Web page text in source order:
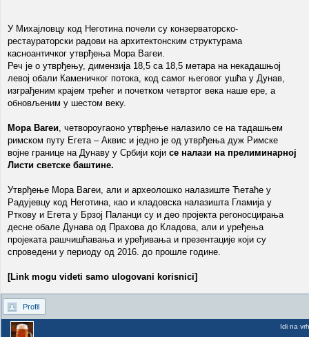
У Михајловцу код Неготина почели су конзерваторско-
рестаураторски радови на архитектонским структурама
касноантичког утврђења Мора Вагеи.
Реч је о утврђењу, димензија 18,5 са 18,5 метара на некадашњој
левој обали Каменичког потока, код самог његовог ушћа у Дунав,
изграђеним крајем трећег и почетком четвртог века наше ере, а
обновљеним у шестом веку.
Мора Вагеи, четвороугаоно утврђење налазило се на тадашњем
римском путу Егета – Аквис и једно је од утврђења дуж Римске
војне границе на Дунаву у Србији који се налази на прелиминарној
Листи светске баштине.
Утврђење Мора Вагеи, али и археолошко налазиште Ћетаће у
Радујевцу код Неготина, као и кладовска налазишта Гламија у
Рткову и Егета у Брзој Паланци су и део пројекта регоносцирања
десне обале Дунава од Прахова до Кладова, али и уређења
пројеката рашчишћавања и уређивања и презентације који су
спроведени у периоду од 2016. до прошле године.
[Link mogu videti samo ulogovani korisnici]
Profil
Idi na vrh